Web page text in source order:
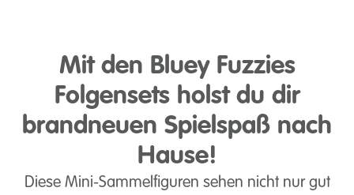
Mit den Bluey Fuzzies
Folgensets holst du dir
brandneuen Spielspaß nach
Hause!
Diese Mini-Sammelfiguren sehen nicht nur gut